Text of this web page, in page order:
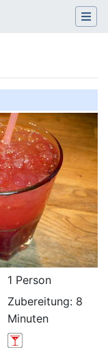
1 Person
Zubereitung: 8
Minuten